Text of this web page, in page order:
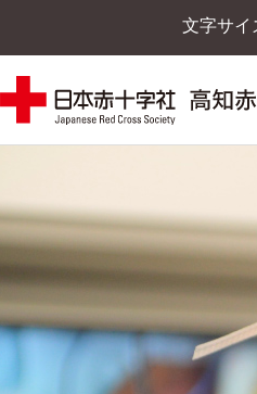
文字サイ
病院紹介
交通アクセス
治験および臨床研究のご案内
当院をご利用の皆さまへ
クリニカルパス
健康管理センター（人間ドック）
血液内科 糖尿
呼吸器
消化器内科
開放型病院
入札情報
当院のプライバシーポリシー